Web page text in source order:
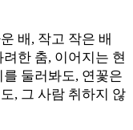
배, 작고 작은 배
한 춤, 이어지는 현
둘러봐도, 연꽃은
, 그 사람 취하지 않